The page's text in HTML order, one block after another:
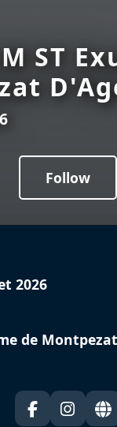
ST
Follow
2026
de